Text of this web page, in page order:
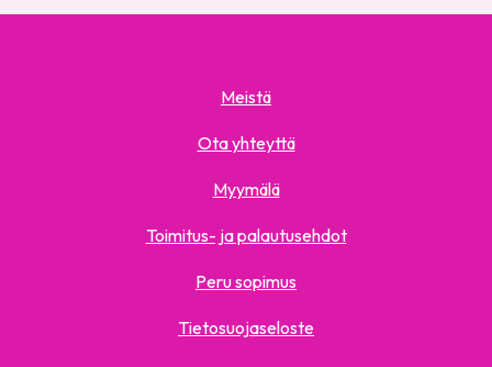
Meistä
Ota yhteyttä
Myymälä
Toimitus- ja palautusehdot
Peru sopimus
Tietosuojaseloste